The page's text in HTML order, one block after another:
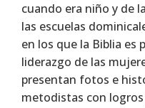
cuando era niño y de
las escuelas
en los que la Biblia es
liderazgo de las
presentan fotos e
metodistas con